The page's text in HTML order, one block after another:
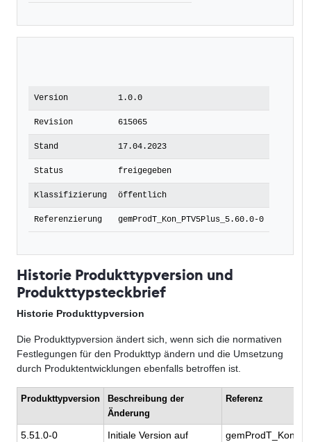
Version 1.0.0
Revision 615065
Stand 17.04.2023
Status freigegeben
Klassifizierung öffentlich
Referenzierung gemProdT_Kon_PTV5Plus_5.60.0-0
Historie Produkttypversion und
Produkttypsteckbrief
Historie Produkttypversion
Die Produkttypversion ändert sich, wenn sich die normativen
Festlegungen für den Produkttyp ändern und die Umsetzung
durch Produktentwicklungen ebenfalls betroffen ist.
Produkttypversion
Beschreibung der
Änderung
Referenz
5.51.0-0
Initiale Version auf